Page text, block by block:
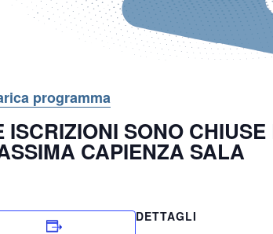
programma
ISCRIZIONI SONO
CAPIENZA SALA
DETTAGLI